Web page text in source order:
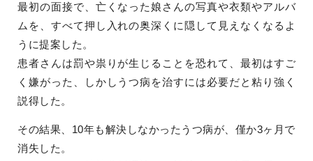
最初の面接で、亡くなった娘さんの写真や衣類やアルバ
ムを、すべて押し入れの奥深くに隠して見えなくなるよ
うに提案した。
患者さんは罰や祟りが生じることを恐れて、最初はすご
く嫌がった、しかしうつ病を治すには必要だと粘り強く
説得した。
その結果、10年も解決しなかったうつ病が、僅か3ヶ月で
消失した。